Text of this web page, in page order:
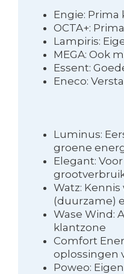
Engie:
OCTA+:
Lampiris:
MEGA: Ook
Essent:
Eneco:
Luminus:
groene
Elegant:
Watz: Kennis
(duurzame)
Wase Wind:
klantzone
Comfort
oplossingen
Poweo: